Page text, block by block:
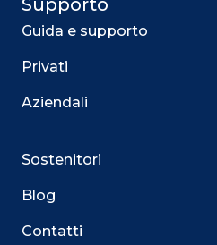
Supporto
Guida e supporto
Privati
Aziendali
Sostenitori
Blog
Contatti